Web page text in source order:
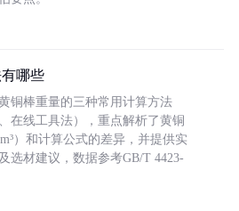
哪些
铜棒重量的三种常用计算方法
在线工具法），重点解析了黄铜
）和计算公式的差异，并提供实
选材建议，数据参考GB/T 4423-